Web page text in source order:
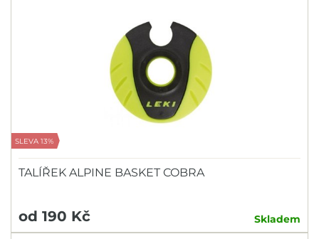
SLEVA 13%
TALÍŘEK ALPINE BASKET COBRA
od 190 Kč Skladem